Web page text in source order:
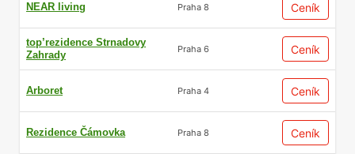
NEAR living Praha 8 Ceník
top’rezidence Strnadovy
Zahrady
Praha 6 Ceník
Arboret Praha 4 Ceník
Rezidence Čámovka Praha 8 Ceník